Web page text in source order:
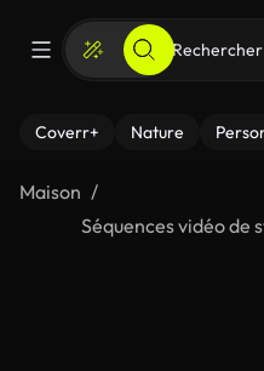
Coverr+ Nature
Maison
Séquences vidéo de